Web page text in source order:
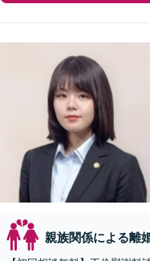
親族関係による離